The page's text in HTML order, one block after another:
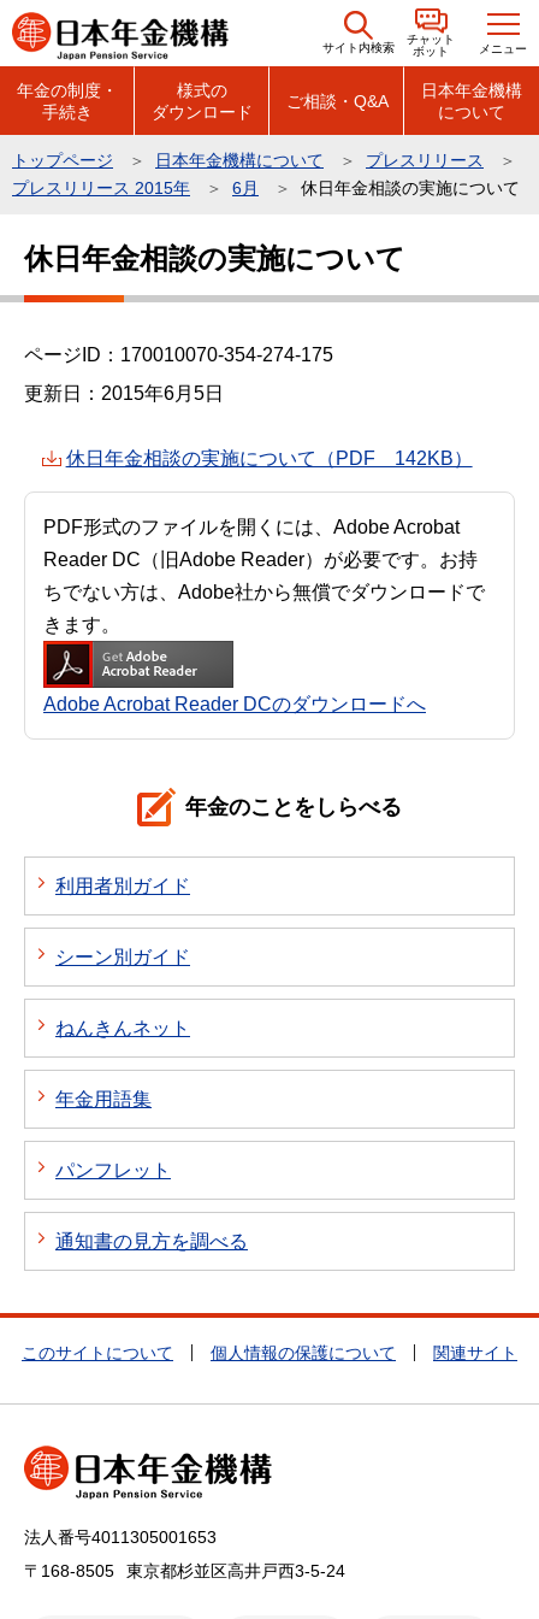
こ
の
の
す
サイト内検索
チャット
ボット
メニュー
年金の制度・
手続き
様式の
ダウンロード
ご相談・Q&A
日本年金機構
について
トップページ 日本年金機構について
プレスリリース
プレスリリース 2015年
6月 休日年金相談の実施について
こ
休日年金相談の実施について
ページID：170010070-354-274-175
更新日：2015年6月5日
休日年金相談の実施について（PDF 142KB）
PDF形式のファイルを開くには、Adobe Acrobat
Reader DC（旧Adobe Reader）が必要です。お持
ちでない方は、Adobe社から無償でダウンロードで
きます。
Adobe Acrobat Reader DCのダウンロードへ
年金のことをしらべる
利用者別ガイド
シーン別ガイド
ねんきんネット
年金用語集
パンフレット
通知書の見方を調べる
このサイトについて 個人情報の保護について 関連サイト
法人番号4011305001653
〒168-8505
東京都杉並区高井戸西3-5-24